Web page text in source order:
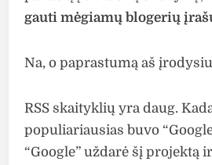
gauti mėgiamų blogerių
Na, o paprastumą aš
RSS skaityklių yra daug.
populiariausias buvo
“Google” uždarė šį projektą